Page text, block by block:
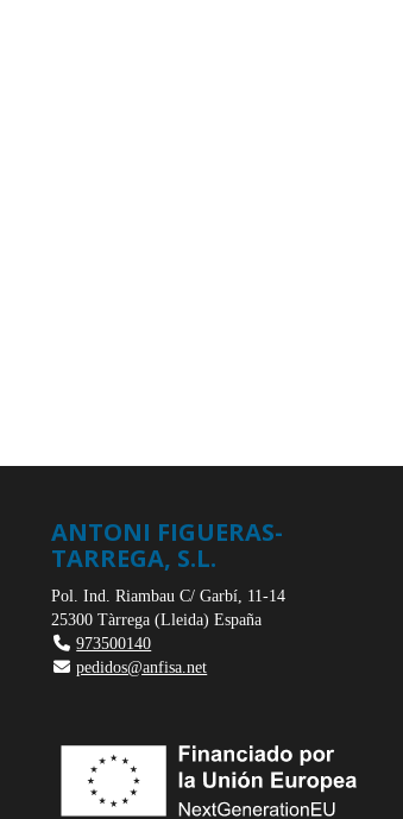
ANTONI FIGUERAS-
TARREGA, S.L.
Pol. Ind. Riambau C/ Garbí, 11-14
25300 Tàrrega(Lleida) España
973500140
pedidos@anfisa.net